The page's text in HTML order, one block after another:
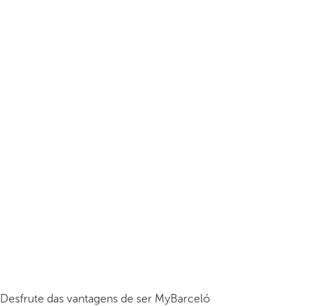
Desfrute das vantagens de ser MyBarceló